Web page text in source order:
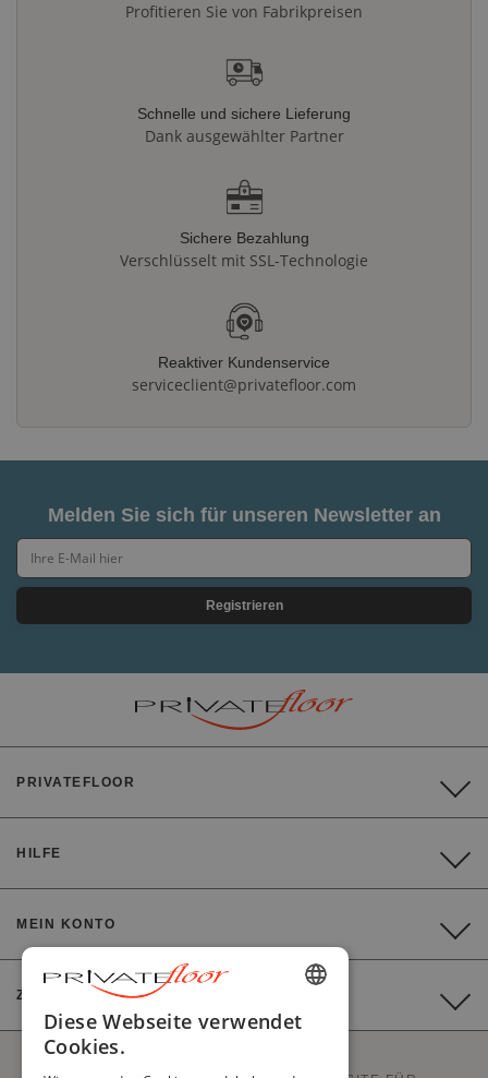
Profitieren Sie von Fabrikpreisen
Schnelle und sichere Lieferung
Dank ausgewählter Partner
Sichere Bezahlung
Verschlüsselt mit SSL-Technologie
Reaktiver Kundenservice
serviceclient@privatefloor.com
Melden Sie sich für unseren Newsletter an
Registrieren
PRIVATEFLOOR
HILFE
MEIN KONTO
ZAHLUNG
ENGLISH
Diese Webseite verwendet
Cookies.